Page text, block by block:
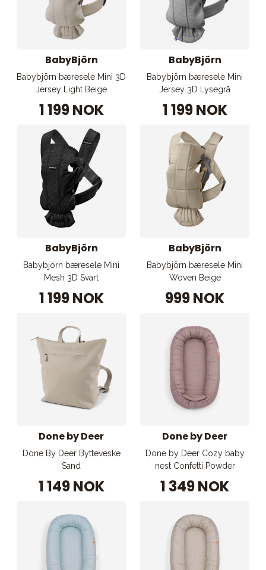
BabyBjörn
Babybjörn bæresele Mini 3D
Jersey Light Beige
1 199 NOK
BabyBjörn
Babybjörn bæresele Mini
Jersey 3D Lysegrå
1 199 NOK
BabyBjörn
Babybjörn bæresele Mini
Mesh 3D Svart
1 199 NOK
BabyBjörn
Babybjörn bæresele Mini
Woven Beige
999 NOK
Done by Deer
Done By Deer Bytteveske
Sand
1 149 NOK
Done by Deer
Done by Deer Cozy baby
nest Confetti Powder
1 349 NOK